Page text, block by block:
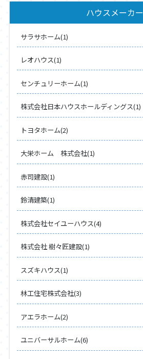
ハウスメーカー
サラサホーム(1)
レオハウス(1)
センチュリーホーム(1)
株式会社日本ハウスホールディングス(1)
トヨタホーム(2)
大栄ホーム 株式会社(1)
赤司建設(1)
鈴清建築(1)
株式会社セイユーハウス(4)
株式会社 樹々匠建設(1)
スズキハウス(1)
林工住宅株式会社(3)
アエラホーム(2)
ユニバーサルホーム(6)